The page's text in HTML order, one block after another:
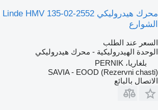
الشوارع
السعر عند الطلب
الوحدة الهيدروليكية - محرك هيدروليكي
بلغاريا، PERNIK
SAVIA - EOOD (Rezervni chasti)
الاتصال بالبائع